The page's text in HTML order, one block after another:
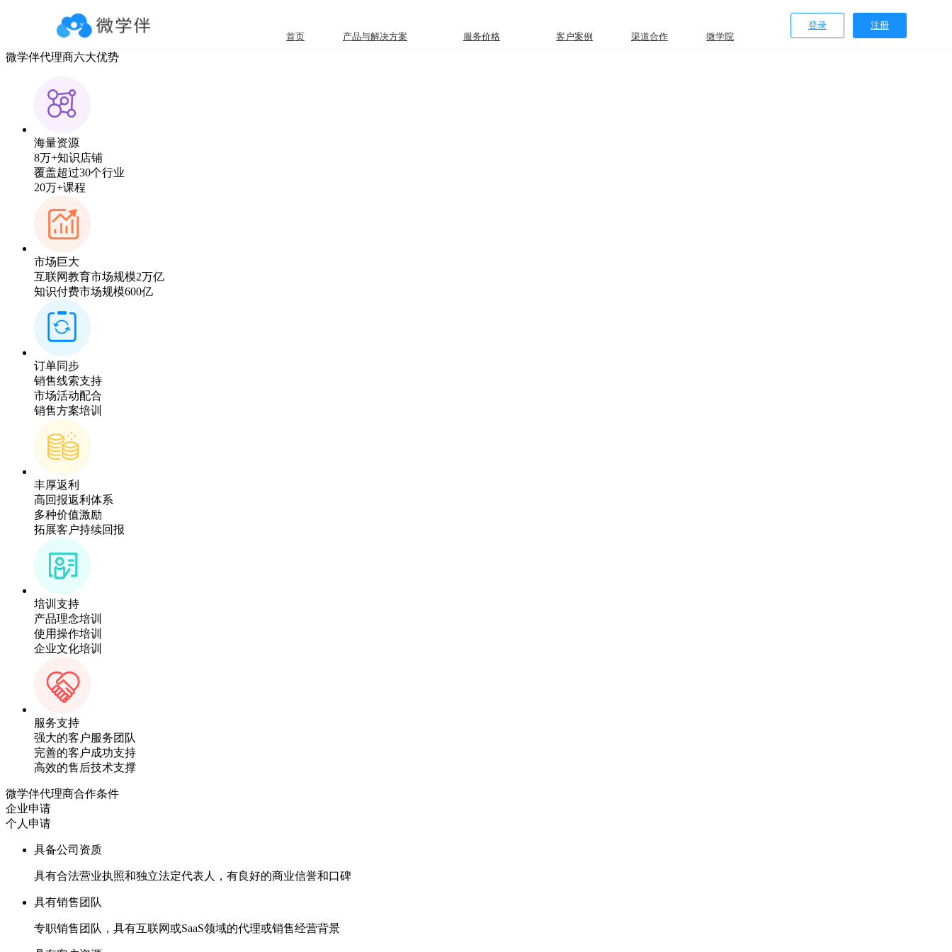
首页 产品与解决方案 服务价格 客户案例 渠道合作 微学院
登录 注册
微学伴产品代理商全国火热招募中
互联网+教育 知识付费 小程序三大风口， 携手微学伴扩展万亿市场
微学伴代理商六大优势
海量资源
8万+知识店铺
覆盖超过30个行业
20万+课程
市场巨大
互联网教育市场规模2万亿
知识付费市场规模600亿
订单同步
销售线索支持
市场活动配合
销售方案培训
丰厚返利
高回报返利体系
多种价值激励
拓展客户持续回报
培训支持
产品理念培训
使用操作培训
企业文化培训
服务支持
强大的客户服务团队
完善的客户成功支持
高效的售后技术支撑
微学伴代理商合作条件
企业申请
个人申请
具备公司资质
具有合法营业执照和独立法定代表人，有良好的商业信誉和口碑
具有销售团队
专职销售团队，具有互联网或SaaS领域的代理或销售经营背景